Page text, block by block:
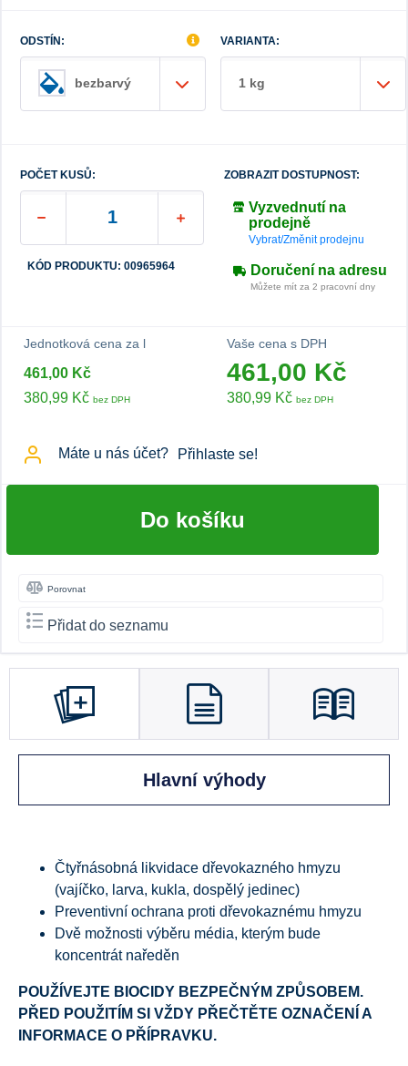
ODSTÍN:
bezbarvý
VARIANTA:
1 kg
POČET KUSŮ:
KÓD PRODUKTU: 00965964
ZOBRAZIT DOSTUPNOST:
Vyzvednutí na
prodejně
Vybrat/Změnit prodejnu
Doručení na adresu
Můžete mít za 2 pracovní dny
Jednotková cena za l
461,00 Kč
380,99 Kč bez DPH
Vaše cena s DPH
461,00 Kč
380,99 Kč bez DPH
Máte u nás účet? Přihlaste se!
Do košíku
Porovnat
Přidat do seznamu
Hlavní výhody
Čtyřnásobná likvidace dřevokazného hmyzu
(vajíčko, larva, kukla, dospělý jedinec)
Preventivní ochrana proti dřevokaznému hmyzu
Dvě možnosti výběru média, kterým bude
koncentrát naředěn
POUŽÍVEJTE BIOCIDY BEZPEČNÝM ZPŮSOBEM.
PŘED POUŽITÍM SI VŽDY PŘEČTĚTE OZNAČENÍ A
INFORMACE O PŘÍPRAVKU.